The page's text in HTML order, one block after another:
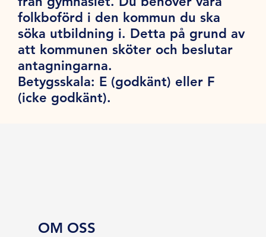
folkboförd i den kommun du ska
söka utbildning i. Detta på grund av
att kommunen sköter och beslutar
antagningarna.
Betygsskala: E (godkänt) eller F
(icke godkänt).
OM OSS